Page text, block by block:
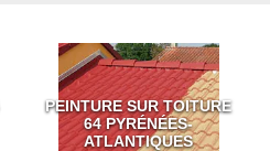
PEINTURE SUR TOITURE
64 PYRÉNÉES-
ATLANTIQUES